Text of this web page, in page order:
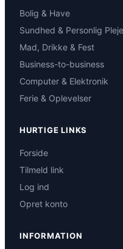
Bolig & Have
Sundhed & Personlig Pleje
Mad, Drikke & Fest
Business-to-business
Computer & Elektronik
Ferie & Oplevelser
HURTIGE LINKS
Forside
Tilmeld link
Log ind
Opret konto
INFORMATION